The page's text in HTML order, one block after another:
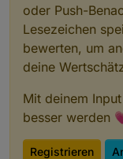
oder Push-
Lesezeichen
bewerten, um
deine
Mit deinem
besser werden
Registrieren